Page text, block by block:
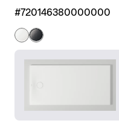
#720146380000000